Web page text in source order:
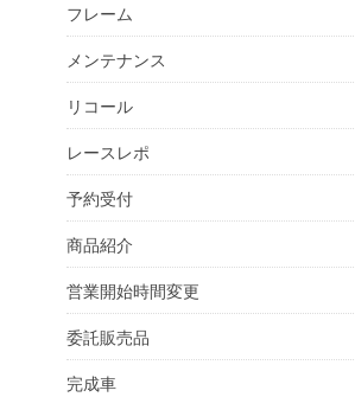
フレーム
メンテナンス
リコール
レースレポ
予約受付
商品紹介
営業開始時間変更
委託販売品
完成車